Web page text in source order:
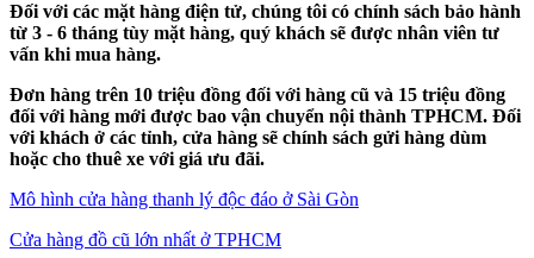
Đối với các mặt hàng điện tử, chúng tôi có chính sách bảo hành
từ 3 - 6 tháng tùy mặt hàng, quý khách sẽ được nhân viên tư
vấn khi mua hàng.
Đơn hàng trên 10 triệu đồng đối với hàng cũ và 15 triệu đồng
đối với hàng mới được bao vận chuyển nội thành TPHCM. Đối
với khách ở các tỉnh, cửa hàng sẽ chính sách gửi hàng dùm
hoặc cho thuê xe với giá ưu đãi.
Mô hình cửa hàng thanh lý độc đáo ở Sài Gòn
Cửa hàng đồ cũ lớn nhất ở TPHCM